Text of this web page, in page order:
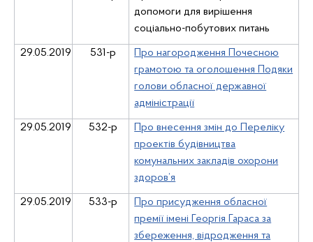
допомоги для вирішення
соціально-побутових питань
29.05.2019 531-р
Про нагородження Почесною
грамотою та оголошення Подяки
голови обласної державної
адміністрації
29.05.2019 532-р
Про внесення змін до Переліку
проектів будівництва
комунальних закладів охорони
здоров’я
29.05.2019 533-р
Про присудження обласної
премії імені Георгія Гараса за
збереження, відродження та